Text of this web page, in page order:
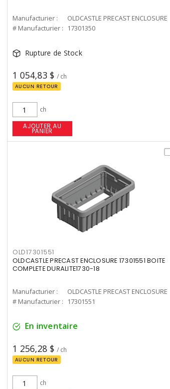
Manufacturier :
OLDCASTLE PRECAST ENCLOSURE
# Manufacturier :
17301350
Rupture de Stock
1 054,83 $ / ch
AUCUN RETOUR
ch
AJOUTER AU
PANIER
OLD17301551
OLDCASTLE PRECAST ENCLOSURE 17301551 BOITE
COMPLETE DURALITE1730-18
Manufacturier :
OLDCASTLE PRECAST ENCLOSURE
# Manufacturier :
17301551
En inventaire
1 256,28 $ / ch
AUCUN RETOUR
ch